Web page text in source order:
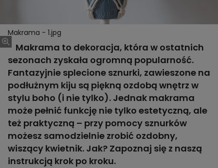
Makrama - 1.jpg
Makrama to dekoracja, która w ostatnich
sezonach zyskała ogromną popularność.
Fantazyjnie splecione sznurki, zawieszone na
podłużnym kiju są piękną ozdobą wnętrz w
stylu boho (i nie tylko). Jednak makrama
może pełnić funkcję nie tylko estetyczną, ale
też praktyczną – przy pomocy sznurków
możesz samodzielnie zrobić ozdobny,
wiszący kwietnik. Jak? Zapoznaj się z naszą
instrukcją krok po kroku.